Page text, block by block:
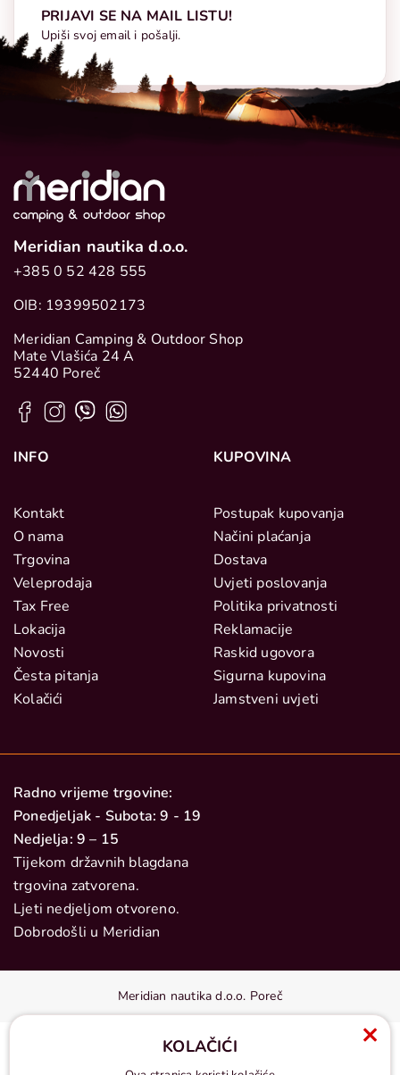
PRIJAVI SE NA MAIL LISTU!
Upiši svoj email i pošalji.
Meridian nautika d.o.o.
+385 0 52 428 555
OIB: 19399502173
Meridian Camping & Outdoor Shop
Mate Vlašića 24 A
52440 Poreč
INFO
Kontakt
O nama
Trgovina
Veleprodaja
Tax Free
Lokacija
Novosti
Česta pitanja
Kolačići
KUPOVINA
Postupak kupovanja
Načini plaćanja
Dostava
Uvjeti poslovanja
Politika privatnosti
Reklamacije
Raskid ugovora
Sigurna kupovina
Jamstveni uvjeti
Radno vrijeme trgovine:
Ponedjeljak - Subota: 9 - 19
Nedjelja: 9 – 15
Tijekom državnih blagdana
trgovina zatvorena.
Ljeti nedjeljom otvoreno.
Dobrodošli u Meridian
Meridian nautika d.o.o. Poreč
KOLAČIĆI